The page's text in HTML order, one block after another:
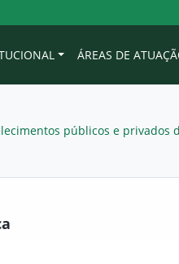
ÁREAS DE
públicos e privados